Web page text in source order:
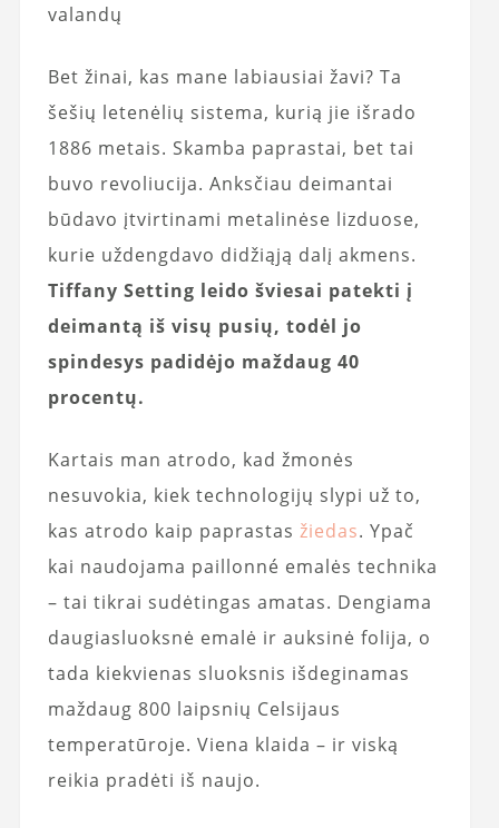
valandų
Bet žinai, kas mane labiausiai žavi? Ta
šešių letenėlių sistema, kurią jie išrado
1886 metais. Skamba paprastai, bet tai
buvo revoliucija. Anksčiau deimantai
būdavo įtvirtinami metalinėse lizduose,
kurie uždengdavo didžiąją dalį akmens.
Tiffany Setting leido šviesai patekti į
deimantą iš visų pusių, todėl jo
spindesys padidėjo maždaug 40
procentų.
Kartais man atrodo, kad žmonės
nesuvokia, kiek technologijų slypi už to,
kas atrodo kaip paprastas žiedas. Ypač
kai naudojama paillonné emalės technika
– tai tikrai sudėtingas amatas. Dengiama
daugiasluoksnė emalė ir auksinė folija, o
tada kiekvienas sluoksnis išdeginamas
maždaug 800 laipsnių Celsijaus
temperatūroje. Viena klaida – ir viską
reikia pradėti iš naujo.